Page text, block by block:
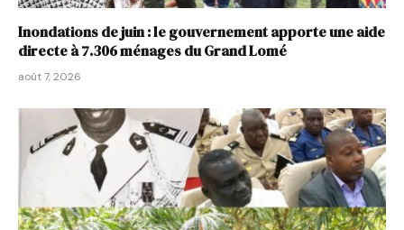
Inondations de juin : le gouvernement apporte une aide
directe à 7.306 ménages du Grand Lomé
août 7, 2026